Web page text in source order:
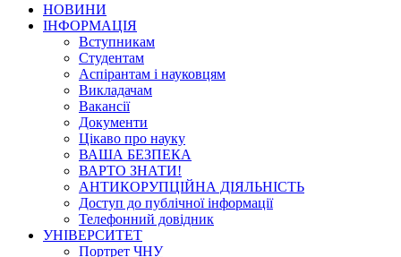
НОВИНИ
ІНФОРМАЦІЯ
Вступникам
Студентам
Аспірантам і науковцям
Викладачам
Вакансії
Документи
Цікаво про науку
ВАША БЕЗПЕКА
ВАРТО ЗНАТИ!
АНТИКОРУПЦІЙНА ДІЯЛЬНІСТЬ
Доступ до публічної інформації
Телефонний довідник
УНІВЕРСИТЕТ
Портрет ЧНУ